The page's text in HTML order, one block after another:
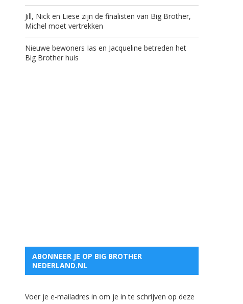
Jill, Nick en Liese zijn de finalisten van Big Brother,
Michel moet vertrekken
Nieuwe bewoners Ias en Jacqueline betreden het
Big Brother huis
ABONNEER JE OP BIG BROTHER
NEDERLAND.NL
Voer je e-mailadres in om je in te schrijven op deze